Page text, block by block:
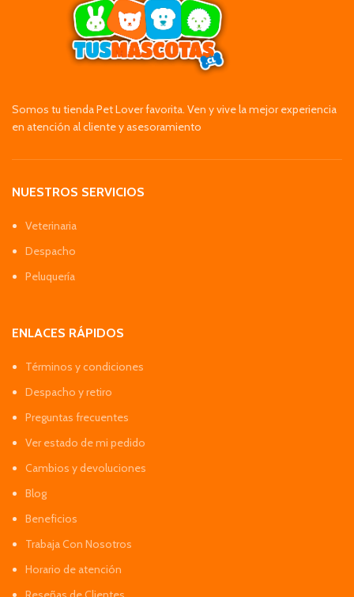
Somos tu tienda Pet Lover favorita. Ven y vive la mejor experiencia
en atención al cliente y asesoramiento
NUESTROS SERVICIOS
Veterinaria
Despacho
Peluquería
ENLACES RÁPIDOS
Términos y condiciones
Despacho y retiro
Preguntas frecuentes
Ver estado de mi pedido
Cambios y devoluciones
Blog
Beneficios
Trabaja Con Nosotros
Horario de atención